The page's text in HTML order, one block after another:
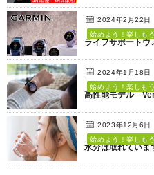
2024年2月22日
始めよう！楽しも
ライフサポート
2024年1月18日
始めよう！楽しも
高性能モデル「
2023年12月6日
始めよう！楽しも
水分は取れていま